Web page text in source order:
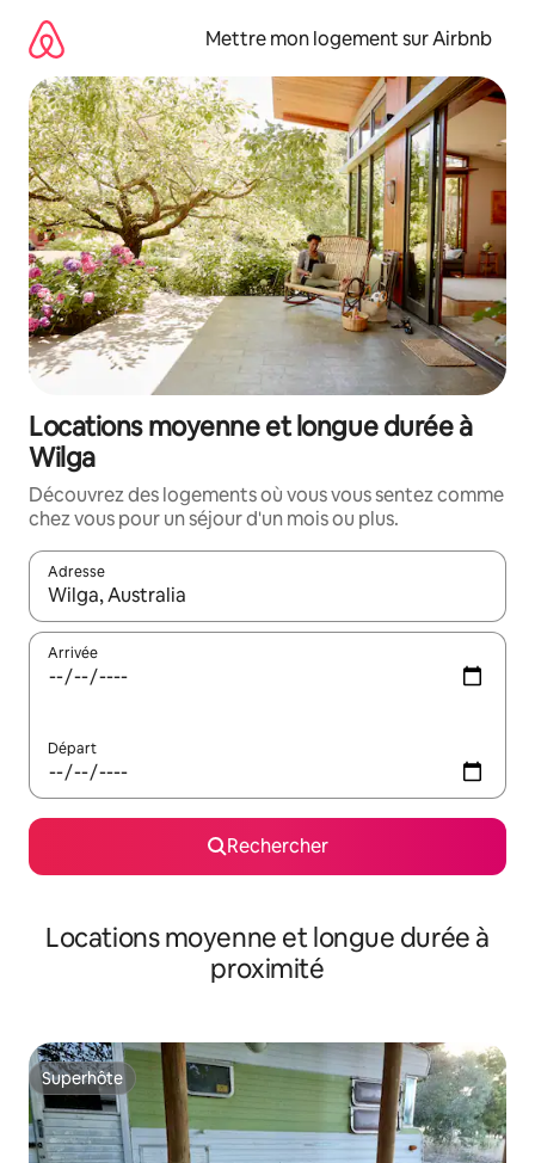
directement
contenu
Mettre mon logement sur Airbnb
Locations moyenne et longue durée à
Wilga
Découvrez des logements où vous vous sentez comme
chez vous pour un séjour d'un mois ou plus.
Adresse
Lorsque les résultats s'affichent, utilisez les flèches vers le
Arrivée
Départ
Rechercher
Locations moyenne et longue durée à
proximité
Superhôte
Superhôte